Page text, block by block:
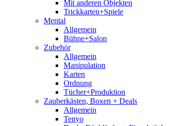
Mit anderen Objekten
Trickkarten+Spiele
Mental
Allgemein
Bühne+Salon
Zubehör
Allgemein
Manipulation
Karten
Ordnung
Tücher+Produktion
Zauberkästen, Boxen + Deals
Allgemein
Tenyo